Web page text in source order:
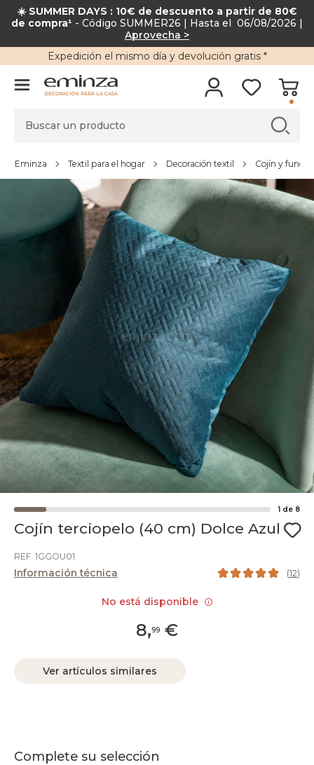
☀️ SUMMER DAYS : 10€ de descuento a partir de 80€
de compra¹ - Código SUMMER26 | Hasta el 06/08/2026 |
Aprovecha >
Expedición el mismo día y devolución gratis*
DECORACIÓN PARA LA CASA
Eminza Textil para el hogar Decoración textil Cojín y funda
1 de 8
Cojín terciopelo (40 cm) Dolce Azul
REF. 1GGOU01
Información técnica (12)
8,99 €
Ver artículos similares
Complete su selección